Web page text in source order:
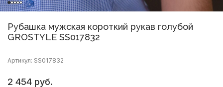
Рубашка мужская короткий рукав голубой
GROSTYLE SS017832
Артикул: SS017832
2 454 руб.